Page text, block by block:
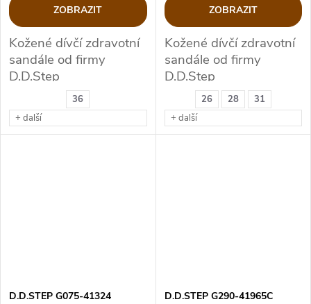
36
+ další
ZOBRAZIT
Kožené dívčí zdravotní
sandále od firmy
D.D.Step
26 28
31
+ další
ZOBRAZIT
Kožené dívčí zdravotní
sandále od firmy
D.D.Step
D.D.STEP G075-41324 D.D.STEP G290-41965C